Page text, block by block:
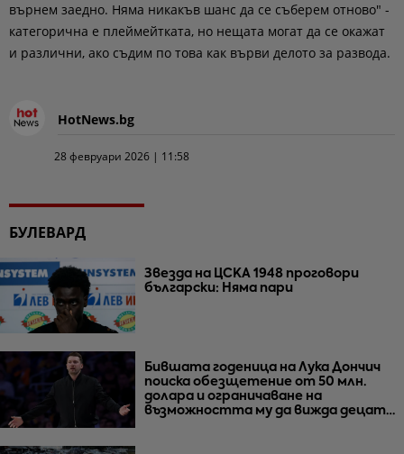
върнем заедно. Няма никакъв шанс да се съберем отново" -
категорична е плеймейтката, но нещата могат да се окажат
и различни, ако съдим по това как върви делото за развода.
HotNews.bg
28 февруари 2026 | 11:58
БУЛЕВАРД
Звезда на ЦСКА 1948 проговори
български: Няма пари
Бившата годеница на Лука Дончич
поиска обезщетение от 50 млн.
долара и ограничаване на
възможността му да вижда децата